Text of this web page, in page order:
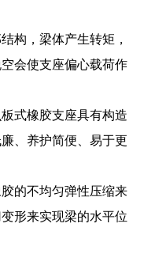
构，梁体产生转矩，
会使支座偏心载荷作
式橡胶支座具有构造
、养护简便、易于更
的不均匀弹性压缩来
形来实现梁的水平位